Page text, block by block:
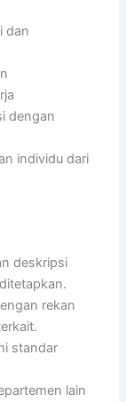
dan
dengan
individu dari
deskripsi
rekan
standar
lain